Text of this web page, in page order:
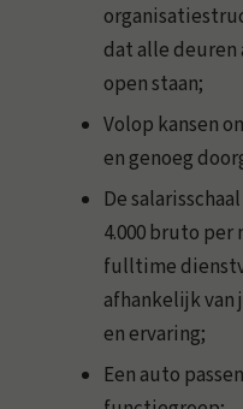
dat alle
open staan;
Volop kansen
en genoeg
De
4.000 bruto per
fulltime
afhankelijk
en ervaring;
Een auto